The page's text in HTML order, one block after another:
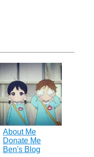
About Me
Donate Me
Ben's Blog